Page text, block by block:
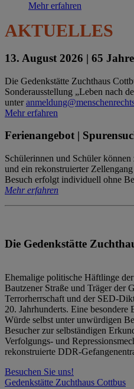
Mehr erfahren
AKTUELLES
13. August 2026 | 65
Die Gedenkstätte Zuchthaus
Sonderausstellung „Leben nach
unter
Mehr erfahren
Ferienangebot |
Schülerinnen und Schüler
und ein rekonstruierter
Besuch erfolgt individuell ohne
Mehr erfahren
Die Gedenkstätte
Ehemalige politische Häftlinge
Bautzener Straße und Träger der
Terrorherrschaft und der SED-
20. Jahrhunderts. Eine
Würde selbst unter unwürdigen
Besucher zur selbständigen
Verfolgungs- und
rekonstruierte DDR-
Besuchen Sie uns!
Gedenkstätte Zuchthaus Cottbus